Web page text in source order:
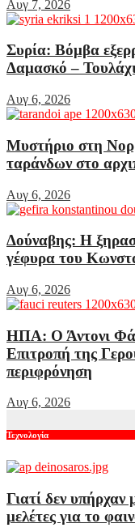
Αυγ 7, 2026
Συρία: Βόμβα
Δαμασκό –
Αυγ 6, 2026
Μυστήριο στη
ταράνδων στο
Αυγ 6, 2026
Δούναβης: Η
γέφυρα του
Αυγ 6, 2026
ΗΠΑ: Ο Άντονι
Επιτροπή της
περιφρόνηση
Αυγ 6, 2026
Τεχνολογία
Γιατί δεν υπήρχαν
μελέτες για το